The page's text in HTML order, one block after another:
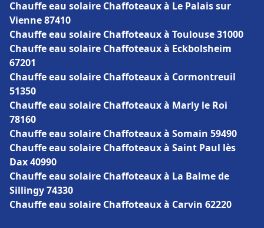
Chauffe eau solaire Chaffoteaux à Le Palais sur
Vienne 87410
Chauffe eau solaire Chaffoteaux à Toulouse 31000
Chauffe eau solaire Chaffoteaux à Eckbolsheim
67201
Chauffe eau solaire Chaffoteaux à Cormontreuil
51350
Chauffe eau solaire Chaffoteaux à Marly le Roi
78160
Chauffe eau solaire Chaffoteaux à Somain 59490
Chauffe eau solaire Chaffoteaux à Saint Paul lès
Dax 40990
Chauffe eau solaire Chaffoteaux à La Balme de
Sillingy 74330
Chauffe eau solaire Chaffoteaux à Carvin 62220